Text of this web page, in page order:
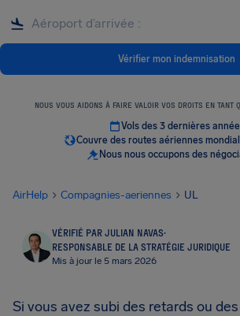
Vérifier mon indemnisation
NOUS VOUS AIDONS À FAIRE VALOIR VOS DROITS EN TANT
Vols des 3 dernières
Couvre des routes aériennes
Nous nous occupons des
AirHelp Compagnies-aeriennes UL
VÉRIFIÉ PAR JULIAN NAVAS·
RESPONSABLE DE LA STRATÉGIE JURIDIQUE
Mis à jour le 5 mars 2026
Si vous avez subi des retards ou